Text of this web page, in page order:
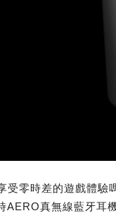
受零時差的遊戲體驗
AERO真無線藍牙耳